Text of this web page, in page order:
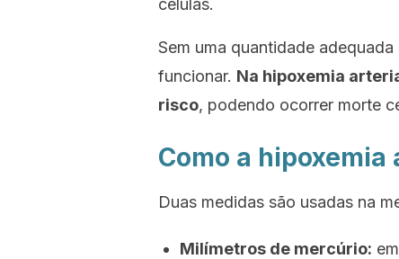
células.
Sem uma quantidade
funcionar. Na hipoxemia
risco, podendo ocorrer morte
Como a
Duas medidas são usadas na
Milímetros de mercúrio: